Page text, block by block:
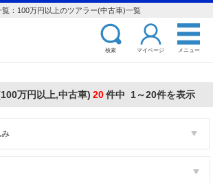
：100万円以上のツアラー(中古車)一覧
検索 マイページ メニュー
万円以上,中古車) 20件中 1～20件を表示